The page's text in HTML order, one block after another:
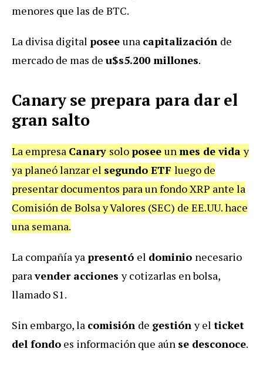
menores que las de BTC.
La divisa digital posee una capitalización de
mercado de mas de u$s5.200 millones.
Canary se prepara para dar el
gran salto
La empresa Canary soloposee unmes de viday
ya planeó lanzar el segundo ETF luego de
presentar documentos para un fondo XRP ante la
Comisión de Bolsa y Valores (SEC) de EE.UU. hace
una semana.
La compañía yapresentó el dominio necesario
paravender accionesy cotizarlas en bolsa,
llamado S1.
Sin embargo, la comisión de gestióny el ticket
del fondo es información que aún se desconoce.